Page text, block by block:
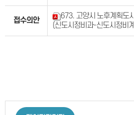
접수의안
673. 고양시 노후계획도
(신도시정비과-신도시정비